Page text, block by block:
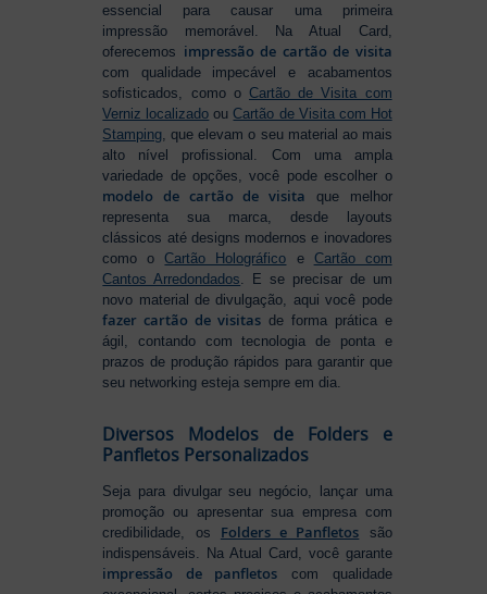
essencial para causar uma primeira
impressão memorável. Na Atual Card,
oferecemos impressão de cartão de visita
com qualidade impecável e acabamentos
sofisticados, como o Cartão de Visita com
Verniz localizado ouCartão de Visita com Hot
Stamping , que elevam o seu material ao mais
alto nível profissional. Com uma ampla
variedade de opções, você pode escolher o
modelo de cartão de visita que melhor
representa sua marca, desde layouts
clássicos até designs modernos e inovadores
como oCartão Holográfico e Cartão com
Cantos Arredondados . E se precisar de um
novo material de divulgação, aqui você pode
fazer cartão de visitas de forma prática e
ágil, contando com tecnologia de ponta e
prazos de produção rápidos para garantir que
seu networking esteja sempre em dia.
Diversos Modelos de Folders e
Panfletos Personalizados
Seja para divulgar seu negócio, lançar uma
promoção ou apresentar sua empresa com
credibilidade, os Folders e Panfletos são
indispensáveis. Na Atual Card, você garante
impressão de panfletos com qualidade